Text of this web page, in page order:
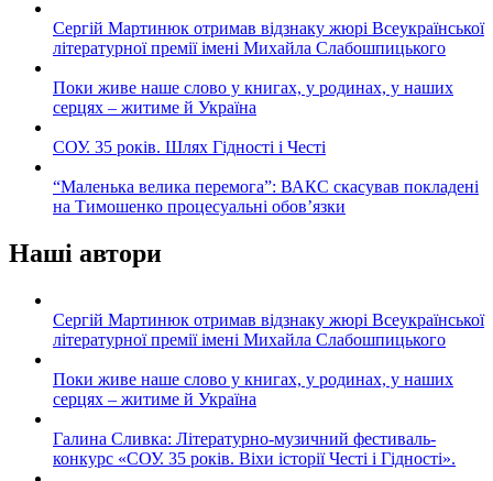
Сергій Мартинюк отримав відзнаку жюрі Всеукраїнської
літературної премії імені Михайла Слабошпицького
Поки живе наше слово у книгах, у родинах, у наших
серцях – житиме й Україна
СОУ. 35 років. Шлях Гідності і Честі
“Маленька велика перемога”: ВАКС скасував покладені
на Тимошенко процесуальні обов’язки
Наші автори
Сергій Мартинюк отримав відзнаку жюрі Всеукраїнської
літературної премії імені Михайла Слабошпицького
Поки живе наше слово у книгах, у родинах, у наших
серцях – житиме й Україна
Галина Сливка: Літературно-музичний фестиваль-
конкурс «СОУ. 35 років. Віхи історії Честі і Гідності».